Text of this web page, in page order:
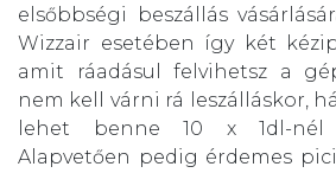
elsőbbségi beszállás
Wizzair esetében így két
amit ráadásul felvihetsz a
nem kell várni rá leszálláskor,
lehet benne 10 x 1dl-nél
Alapvetően pedig érdemes